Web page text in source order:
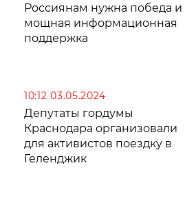
Россиянам нужна победа и
мощная информационная
поддержка
10:12 03.05.2024
Депутаты гордумы
Краснодара организовали
для активистов поездку в
Геленджик